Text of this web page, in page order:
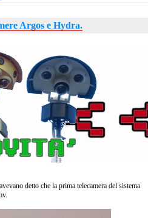
Argos e Hydra.
detto che la prima telecamera del sistema